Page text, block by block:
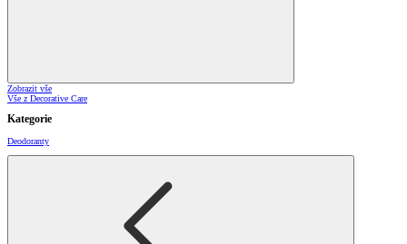
Zobrazit vše
Vše z Decorative Care
Kategorie
Deodoranty